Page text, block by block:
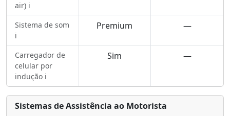
air) ℹ️
Sistema de som
ℹ️
Premium —
Carregador de
celular por
indução ℹ️
Sim —
Sistemas de Assistência ao Motorista